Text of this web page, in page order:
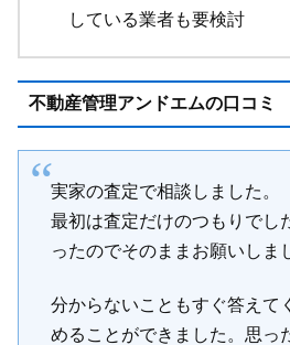
している業者も要検討
不動産管理アンドエムの口コミ
実家の査定で相談しました。
最初は査定だけのつもりでし
ったのでそのままお願いしま
分からないこともすぐ答えて
めることができました。思っ